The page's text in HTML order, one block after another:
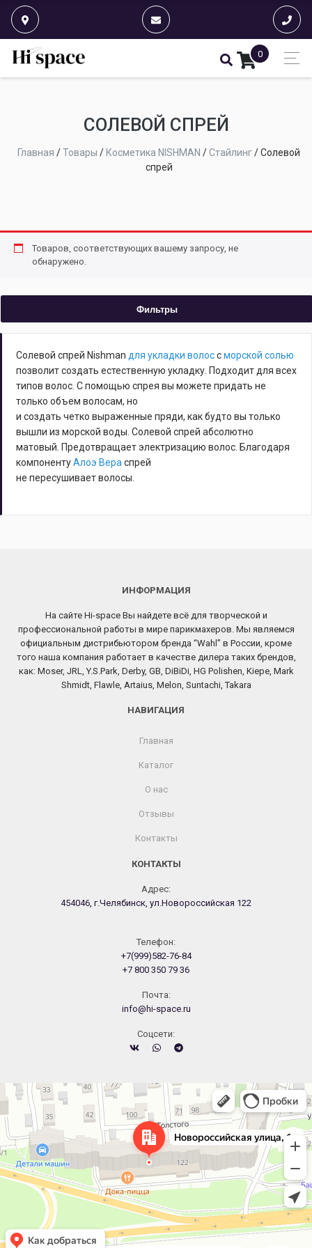
0
СОЛЕВОЙ СПРЕЙ
Главная /Товары / Косметика NISHMAN /Стайлинг/Солевой
спрей
Товаров, соответствующих вашему запросу, не
обнаружено.
Фильтры
Солевой спрей Nishman для укладки волоссморской солью
позволит создать естественную укладку. Подходит для всех
типов волос. С помощью спрея вы можете придать не
только объем волосам, но
и создать четко выраженные пряди, как будто вы только
вышли из морской воды. Солевой спрей абсолютно
матовый. Предотвращает электризацию волос. Благодаря
компонентуАлоэ Вера спрей
не пересушивает волосы.
ИНФОРМАЦИЯ
На сайте Hi-space Вы найдете всё для творческой и
профессиональной работы в мире парикмахеров. Мы являемся
официальным дистрибьютором бренда “Wahl” в России, кроме
того наша компания работает в качестве дилера таких брендов,
как: Moser, JRL, Y.S.Park, Derby, GB, DiBiDi, HG Polishen, Kiepe, Mark
Shmidt, Flawle, Artaius, Melon, Suntachi, Takara
НАВИГАЦИЯ
Главная
Каталог
О нас
Отзывы
Контакты
КОНТАКТЫ
Адрес:
454046, г.Челябинск, ул.Новороссийская 122
Телефон:
+7(999)582-76-84
+7 800 350 79 36
Почта:
info@hi-space.ru
Cоцсети:
Челябинск
Новороссийская улица, 122 — Яндекс.Карты